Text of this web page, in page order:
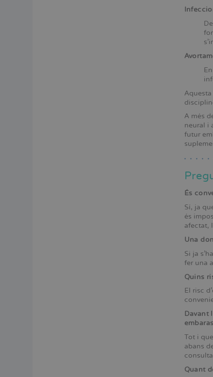
A més
neural i
futur
És
Sí, ja
és
afectat,
Una
Si ja
fer una
Quins
El risc
Davant
Tot i
abans
Quant